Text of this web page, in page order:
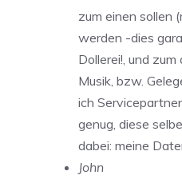
zum einen sollen
werden -dies
Dollerei!, und
Musik, bzw.
ich
genug, diese
dabei: meine
John